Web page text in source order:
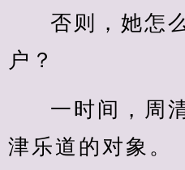
否则，她怎
户？
一时间，周
津乐道的对象。